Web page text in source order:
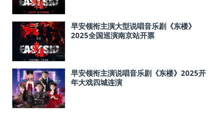
早安领衔主演大型说唱音乐剧《东楼》
2025全国巡演南京站开票
早安领衔主演说唱音乐剧《东楼》2025开
年大戏四城连演